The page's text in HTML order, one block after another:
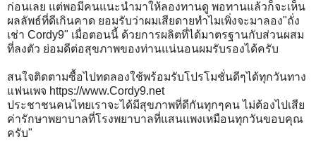
ก่อนเลย แต่พอมีคนแนะนำมาให้ลองทานดู พอทานแล้วก็จะเห็น
ผลลัพธ์ที่ดีเกินคาด ยอมรับว่าผมเสียดายทำไมเพิ่งจะมาลอง"ถั่ง
เช่า Cordy9" เมื่อตอนนี้ ด้วยการผลิตที่ได้มาตรฐานกับส่วนผสม
ที่ลงตัว ย่อมดีต่อสุขภาพของท่านแน่นอนผมรับรองได้ครับ
สนใจติดตามซื้อไปทดลองใช้พร้อมรับโปรโมชั่นดีๆได้ทุกวันทาง
แฟนเพจ https://www.Cordy9.net
ประชาชนคนไทยเราจะได้มีสุขภาพที่ดีกันทุกๆคน ไม่ต้องไปเสีย
ค่ารักษาพยาบาลที่โรงพยาบาลที่แสนแพงเหมือนทุกวันขอบคุณ
ครับ"